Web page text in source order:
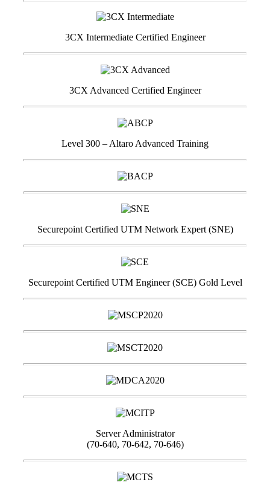
3CX Intermediate Certified Engineer
3CX Advanced Certified Engineer
Level 300 – Altaro Advanced Training
Securepoint Certified UTM Network Expert (SNE)
Securepoint Certified UTM Engineer (SCE) Gold Level
Server Administrator
(70-640, 70-642, 70-646)